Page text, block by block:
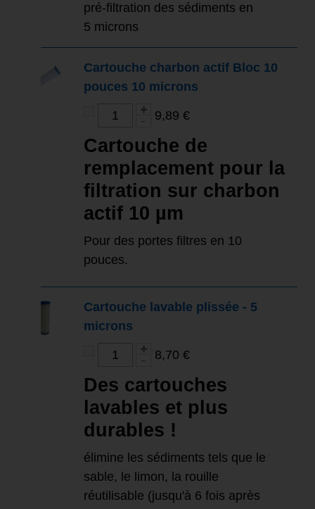
pré-filtration des sédiments en
5 microns
Cartouche charbon actif Bloc 10
pouces 10 microns
9,89 €
Cartouche de
remplacement pour la
filtration sur charbon
actif 10 µm
Pour des portes filtres en 10
pouces.
Cartouche lavable plissée - 5
microns
8,70 €
Des cartouches
lavables et plus
durables !
élimine les sédiments tels que le
sable, le limon, la rouille
réutilisable (jusqu'à 6 fois après